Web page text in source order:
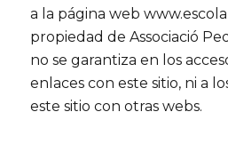
a la página web
propiedad de Associació
no se garantiza en los
enlaces con este sitio, ni a
este sitio con otras webs.